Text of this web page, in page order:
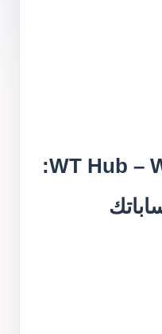
تطبيق WT Hub – Web Scanner: